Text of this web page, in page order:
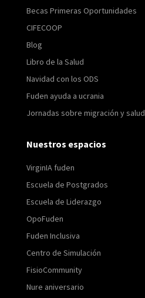
Becas Primeras Oportunidades
CIFECOOP
Blog
Libro de la Salud
Navidad con los ODS
Fuden ayuda a ucrania
Jornadas sobre migración y salud
Nuestros espacios
VirginIA fuden
Escuela de Postgrados
Escuela de Liderazgo
OpoFuden
Fuden Inclusiva
Centro de Simulación
FisioCommunity
Nure aniversario